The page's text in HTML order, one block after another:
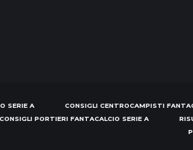
SERIE A
CONSIGLI CENTROCAMPISTI
CONSIGLI PORTIERI FANTACALCIO SERIE A